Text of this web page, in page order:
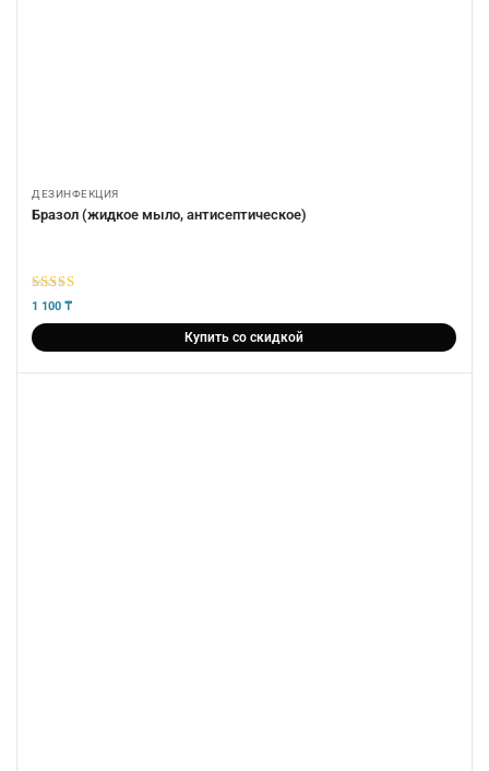
ДЕЗИНФЕКЦИЯ
Бразол (жидкое мыло, антисептическое)
5 из 5
1 100 ₸
Купить со скидкой